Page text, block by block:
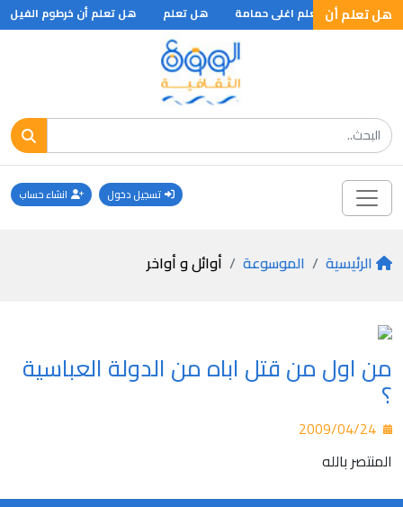
هل تعلم أن
.. ؟ هل تعلم اغلى حمامة هل تعلم هل تعلم أن خرطوم الفيل ..
تسجيل دخول انشاء حساب
الرئيسية الموسوعة أوائل و أواخر
من اول من قتل اباه من الدولة العباسية
؟
المنتصر بالله